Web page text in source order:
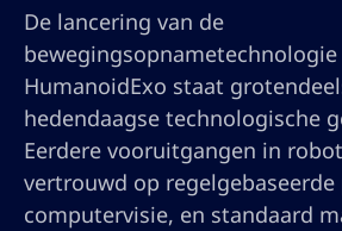
De lancering van de
bewegingsopnametechnologie
HumanoidExo staat
hedendaagse technologische
Eerdere vooruitgangen in
vertrouwd op
computervisie, en standaard